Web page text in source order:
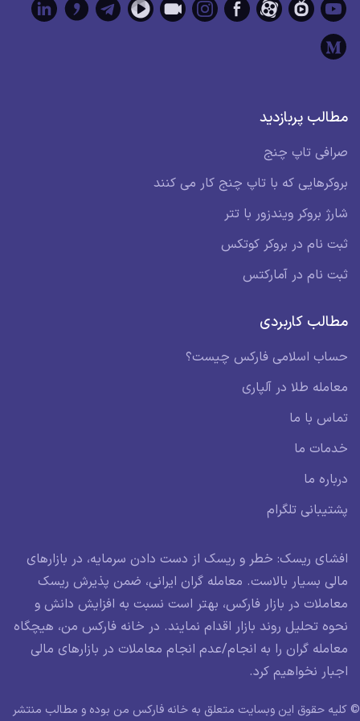
مطالب پربازدید
صرافی تاپ چنج
بروکرهایی که با تاپ چنج کار می کنند
شارژ بروکر ویندزور با تتر
ثبت نام در بروکر کوتکس
ثبت نام در آمارکتس
مطالب کاربردی
حساب اسلامی فارکس چیست؟
معامله طلا در آلپاری
تماس با ما
خدمات ما
درباره ما
پشتیبانی تلگرام
افشای ریسک: خطر و ریسک از دست دادن سرمایه، در بازارهای
مالی بسیار بالاست. معامله گران ایرانی، ضمن پذیرش ریسک
معاملات در بازار فارکس، بهتر است نسبت به افزایش دانش و
نحوه تحلیل روند بازار اقدام نمایند. در خانه فارکس من، هیچگاه
معامله گران را به انجام/عدم انجام معاملات در بازارهای مالی
اجبار نخواهیم کرد.
© کلیه حقوق این وبسایت متعلق به خانه فارکس من بوده و مطالب منتشر